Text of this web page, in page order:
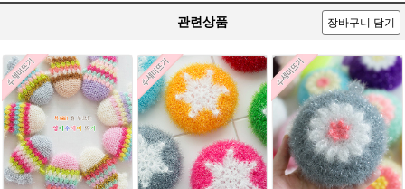
관련상품 장바구니 담기